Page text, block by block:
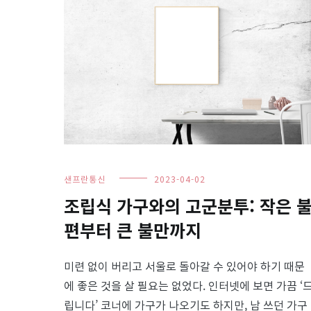
샌프란통신 2023-04-02
조립식 가구와의 고군분투: 작은
편부터 큰 불만까지
미련 없이 버리고 서울로 돌아갈 수 있어야 하기 때문
에 좋은 것을 살 필요는 없었다. 인터넷에 보면 가끔 ‘
립니다’ 코너에 가구가 나오기도 하지만, 남 쓰던 가구